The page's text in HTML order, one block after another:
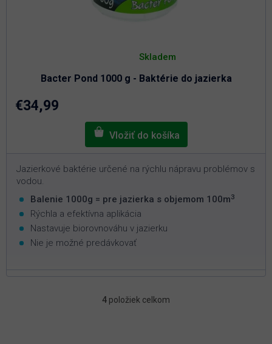
Bacter Pond 1000 g - Baktérie do jazierka
hodnotenie
je
4,8
Skladem
€34,99
Jazierkové baktérie určené na rýchlu nápravu problémov s
vodou.
Balenie 1000g = pre jazierka s objemom 100m3
Rýchla a efektívna aplikácia
Nastavuje biorovnováhu v jazierku
Nie je možné predávkovať
O
4 položiek celkom